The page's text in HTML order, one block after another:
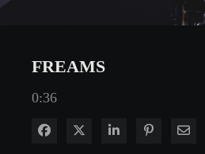
FREAMS
0:36
Facebook で共有
Xで共有する
LinkedIn で共有
Pinterest電